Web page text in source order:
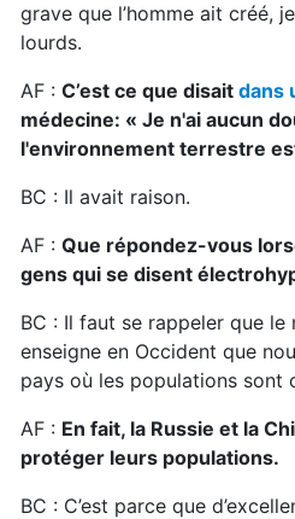
grave que l’homme ait créé,
lourds.
AF : C’est ce que disait dans
médecine: « Je n'ai aucun
l'environnement terrestre
BC : Il avait raison.
AF : Que répondez-vous
gens qui se disent
BC : Il faut se rappeler que
enseigne en Occident que
pays où les populations sont
AF : En fait, la Russie et la
protéger leurs populations.
BC : C’est parce que